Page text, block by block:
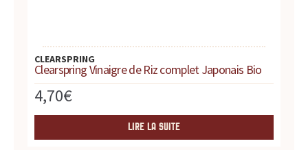
CLEARSPRING
Clearspring Vinaigre de Riz complet Japonais Bio
4,70€
LIRE LA SUITE